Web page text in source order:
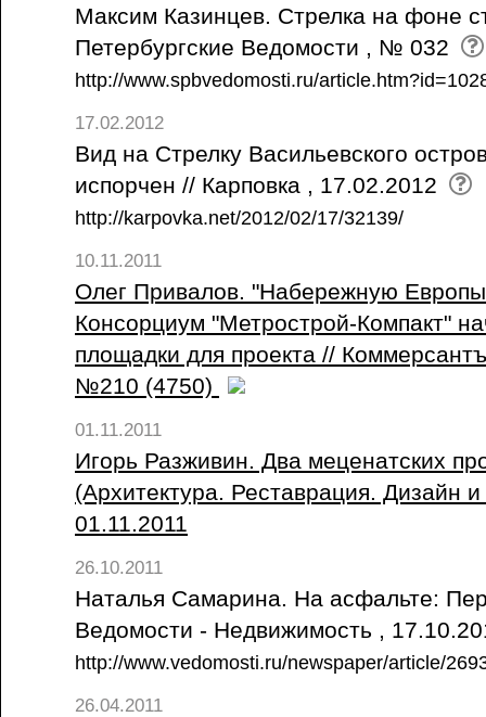
Максим Казинцев. Стрелка на фоне
Петербургские Ведомости , № 032
http://www.spbvedomosti.ru/
17.02.2012
Вид на Стрелку Васильевского
испорчен // Карповка , 17.02.2012
http://karpovka.net/2012/02/17/32139/
10.11.2011
Олег Привалов. "Набережную
Консорциум "Метрострой-Компакт"
площадки для проекта //
№210 (4750)
01.11.2011
Игорь Разживин. Два меценатских
(Архитектура. Реставрация. Дизайн
01.11.2011
26.10.2011
Наталья Самарина. На асфальте:
Ведомости - Недвижимость ,
http://www.vedomosti.ru/newspaper/article/
26.04.2011